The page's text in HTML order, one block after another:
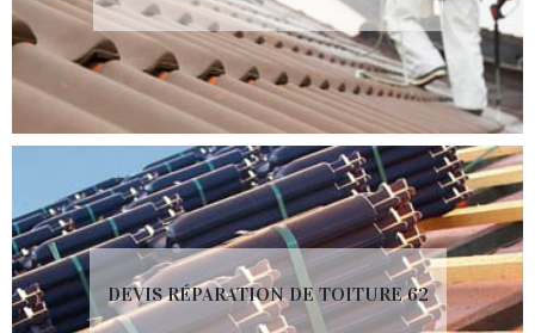
DEVIS RÉPARATION DE TOITURE 62